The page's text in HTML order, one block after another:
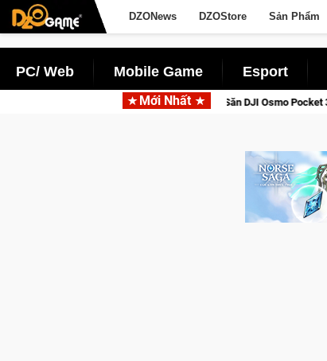
DZONews DZOStore Sản Phẩm
PC/ Web Mobile Game Esport
Mới Nhất
Cửu Giới Thức Tỉnh, Săn DJI Osmo Pocket 3 Ngay Hôm Nay